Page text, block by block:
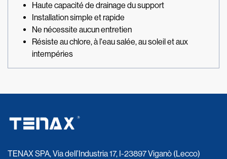
Haute capacité de drainage du support
Installation simple et rapide
Ne nécessite aucun entretien
Résiste au chlore, à l'eau salée, au soleil et aux
intempéries
TENAX SPA, Via dell’Industria 17, I-23897 Viganò (Lecco)